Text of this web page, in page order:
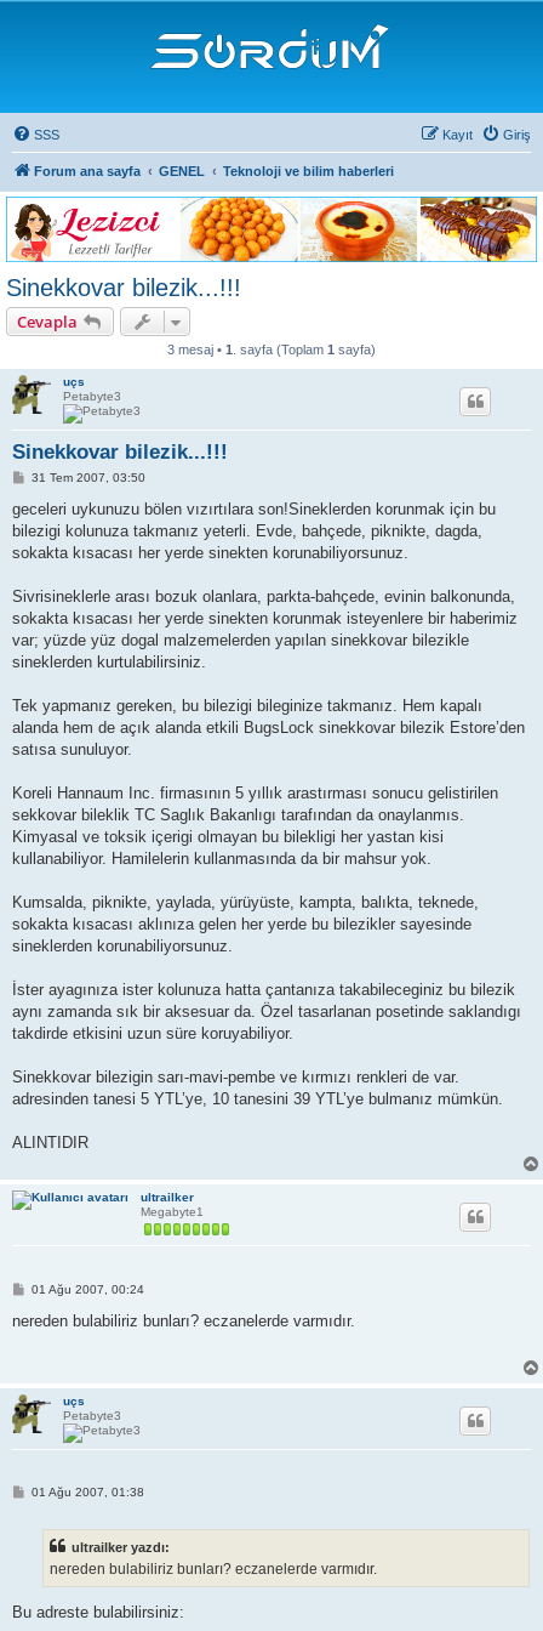
SSS Giriş
Kayıt
Forum ana sayfa GENEL Teknoloji ve bilim haberleri
Sinekkovar bilezik...!!!
Cevapla
3 mesaj • 1 . sayfa (Toplam 1 sayfa)
uçs
Petabyte3
Sinekkovar bilezik...!!!
M
s
j
31 Tem 2007, 03:50
geceleri uykunuzu bölen vızırtılara son!Sineklerden korunmak için bu
bilezigi kolunuza takmanız yeterli. Evde, bahçede, piknikte, dagda,
sokakta kısacası her yerde sinekten korunabiliyorsunuz.
Sivrisineklerle arası bozuk olanlara, parkta-bahçede, evinin balkonunda,
sokakta kısacası her yerde sinekten korunmak isteyenlere bir haberimiz
var; yüzde yüz dogal malzemelerden yapılan sinekkovar bilezikle
sineklerden kurtulabilirsiniz.
Tek yapmanız gereken, bu bilezigi bileginize takmanız. Hem kapalı
alanda hem de açık alanda etkili BugsLock sinekkovar bilezik Estore’den
satısa sunuluyor.
Koreli Hannaum Inc. firmasının 5 yıllık arastırması sonucu gelistirilen
sekkovar bileklik TC Saglık Bakanlıgı tarafından da onaylanmıs.
Kimyasal ve toksik içerigi olmayan bu bilekligi her yastan kisi
kullanabiliyor. Hamilelerin kullanmasında da bir mahsur yok.
Kumsalda, piknikte, yaylada, yürüyüste, kampta, balıkta, teknede,
sokakta kısacası aklınıza gelen her yerde bu bilezikler sayesinde
sineklerden korunabiliyorsunuz.
İster ayagınıza ister kolunuza hatta çantanıza takabileceginiz bu bilezik
aynı zamanda sık bir aksesuar da. Özel tasarlanan posetinde saklandıgı
takdirde etkisini uzun süre koruyabiliyor.
Sinekkovar bilezigin sarı-mavi-pembe ve kırmızı renkleri de var.
adresinden tanesi 5 YTL’ye, 10 tanesini 39 YTL’ye bulmanız mümkün.
ALINTIDIR
ultrailker
Megabyte1
M
s
01 Ağu 2007, 00:24
nereden bulabiliriz bunları? eczanelerde varmıdır.
uçs
Petabyte3
M01 Ağu 2007, 01:38
ultrailker yazdı:
nereden bulabiliriz bunları? eczanelerde varmıdır.
Bu adreste bulabilirsiniz: